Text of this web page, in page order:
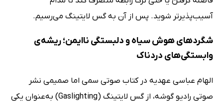
آسیب‌پذیرتر شوید. پس از آن به گس لایتینگ می‌رسیم.
شگردهای هوش سیاه و دلبستگی ناایمن؛ ریشه‌ی
وابستگی‌های دردناک
الهام عباسی عهدیه در کتاب صوتی سمی اما صمیمی نشر
صوتی رادیو گوشه، از گس لایتینگ (Gaslighting) به‌عنوان یکی